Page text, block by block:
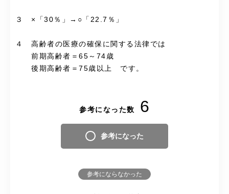
３ ×「30％」→○「22.7％」
４ 高齢者の医療の確保に関する法律では
前期高齢者＝65～74歳
後期高齢者＝75歳以上 です。
参考になった数 6
参考になった
参考にならなかった